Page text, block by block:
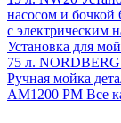
насосом и
с электрическим
Установка для
75 л.
Ручная мойка
АМ1200 РМ Все